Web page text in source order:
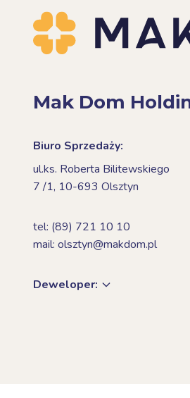
Mak Dom
Biuro Sprzedaży:
ul.ks. Roberta Bilitewskiego
7 /1, 10-693 Olsztyn
tel: (89) 721 10 10
mail: olsztyn@makdom.pl
Deweloper: